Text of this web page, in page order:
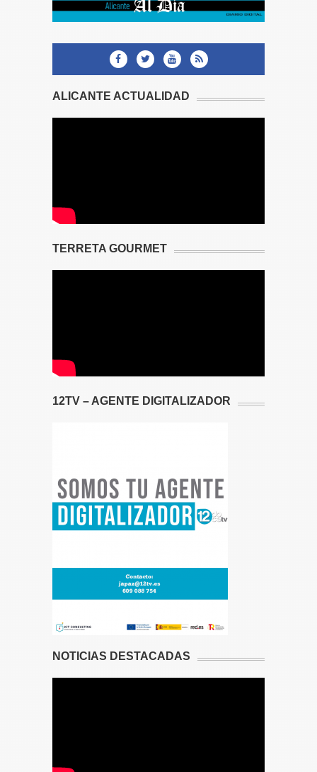
ALICANTE ACTUALIDAD
TERRETA GOURMET
12TV – AGENTE DIGITALIZADOR
NOTICIAS DESTACADAS